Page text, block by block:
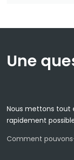
Une
Nous mettons tout
rapidement
Comment